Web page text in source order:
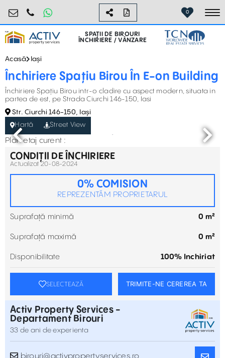
birouri@activpropertyservices.ro
0724.584.442 0
SPAȚII DE BIROURI
ÎNCHIRIERE / VÂNZARE
Acasă Iași
Închiriere Spațiu Birou În E-on Building
Închiriere Spațiu Birou intr-o cladire cu aspect modern, situata in
partea de est, pe Strada Ciurchi 146-150, Iasi
Str. Ciurchi 146-150, Iași
Hartă
Street View
Plan etaj curent :
CONDIȚII DE ÎNCHIRIERE
Actualizat 20-08-2024
0% COMISION
REPREZENTĂM PROPRIETARUL
Suprafață minimă 0 m²
Suprafață maximă 0 m²
Disponibilitate 100% Inchiriat
SELECTEAZĂ TRIMITE-NE CEREREA TA
Activ Property Services -
Departament Birouri
33 de ani de experienta
birouri@activpropertyservices.ro